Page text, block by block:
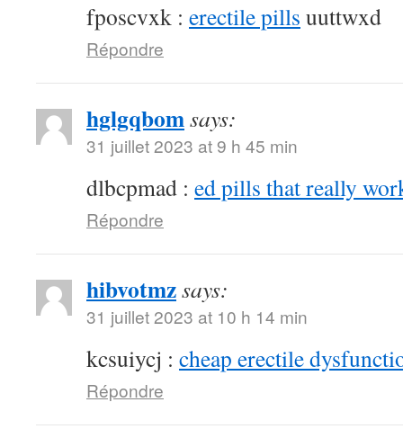
fposcvxk : erectile pills uuttwxd
Répondre
hglgqbomsays:
31 juillet 2023 at 9 h 45 min
dlbcpmad : ed pills that really
Répondre
hibvotmzsays:
31 juillet 2023 at 10 h 14 min
kcsuiycj : cheap erectile
Répondre